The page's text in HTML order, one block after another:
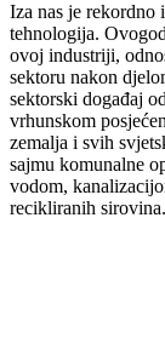
Iza nas je rekordno
tehnologija.
ovoj industriji,
sektoru nakon
sektorski događaj
vrhunskom
zemalja i svih
sajmu komunalne
vodom,
recikliranih sirovina.